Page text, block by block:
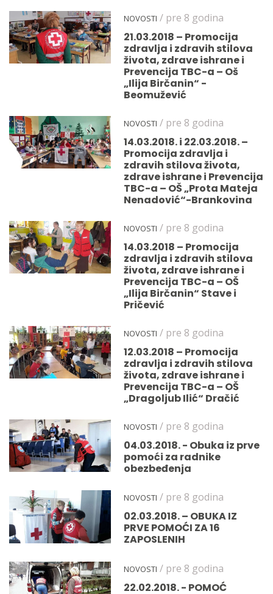
NOVOSTI / pre 8 godina
21.03.2018 – Promocija
zdravlja i zdravih stilova
života, zdrave ishrane i
Prevencija TBC-a – Oš
„Ilija Birčanin“ -
Beomužević
NOVOSTI / pre 8 godina
14.03.2018. i 22.03.2018. –
Promocija zdravlja i
zdravih stilova života,
zdrave ishrane i Prevencija
TBC-a – OŠ „Prota Mateja
Nenadović“-Brankovina
NOVOSTI / pre 8 godina
14.03.2018 – Promocija
zdravlja i zdravih stilova
života, zdrave ishrane i
Prevencija TBC-a – OŠ
„Ilija Birčanin“ Stave i
Pričević
NOVOSTI / pre 8 godina
12.03.2018 – Promocija
zdravlja i zdravih stilova
života, zdrave ishrane i
Prevencija TBC-a – OŠ
„Dragoljub Ilić“ Dračić
NOVOSTI / pre 8 godina
04.03.2018. - Obuka iz prve
pomoći za radnike
obezbeđenja
NOVOSTI / pre 8 godina
02.03.2018. – OBUKA IZ
PRVE POMOĆI ZA 16
ZAPOSLENIH
NOVOSTI / pre 8 godina
22.02.2018. - POMOĆ